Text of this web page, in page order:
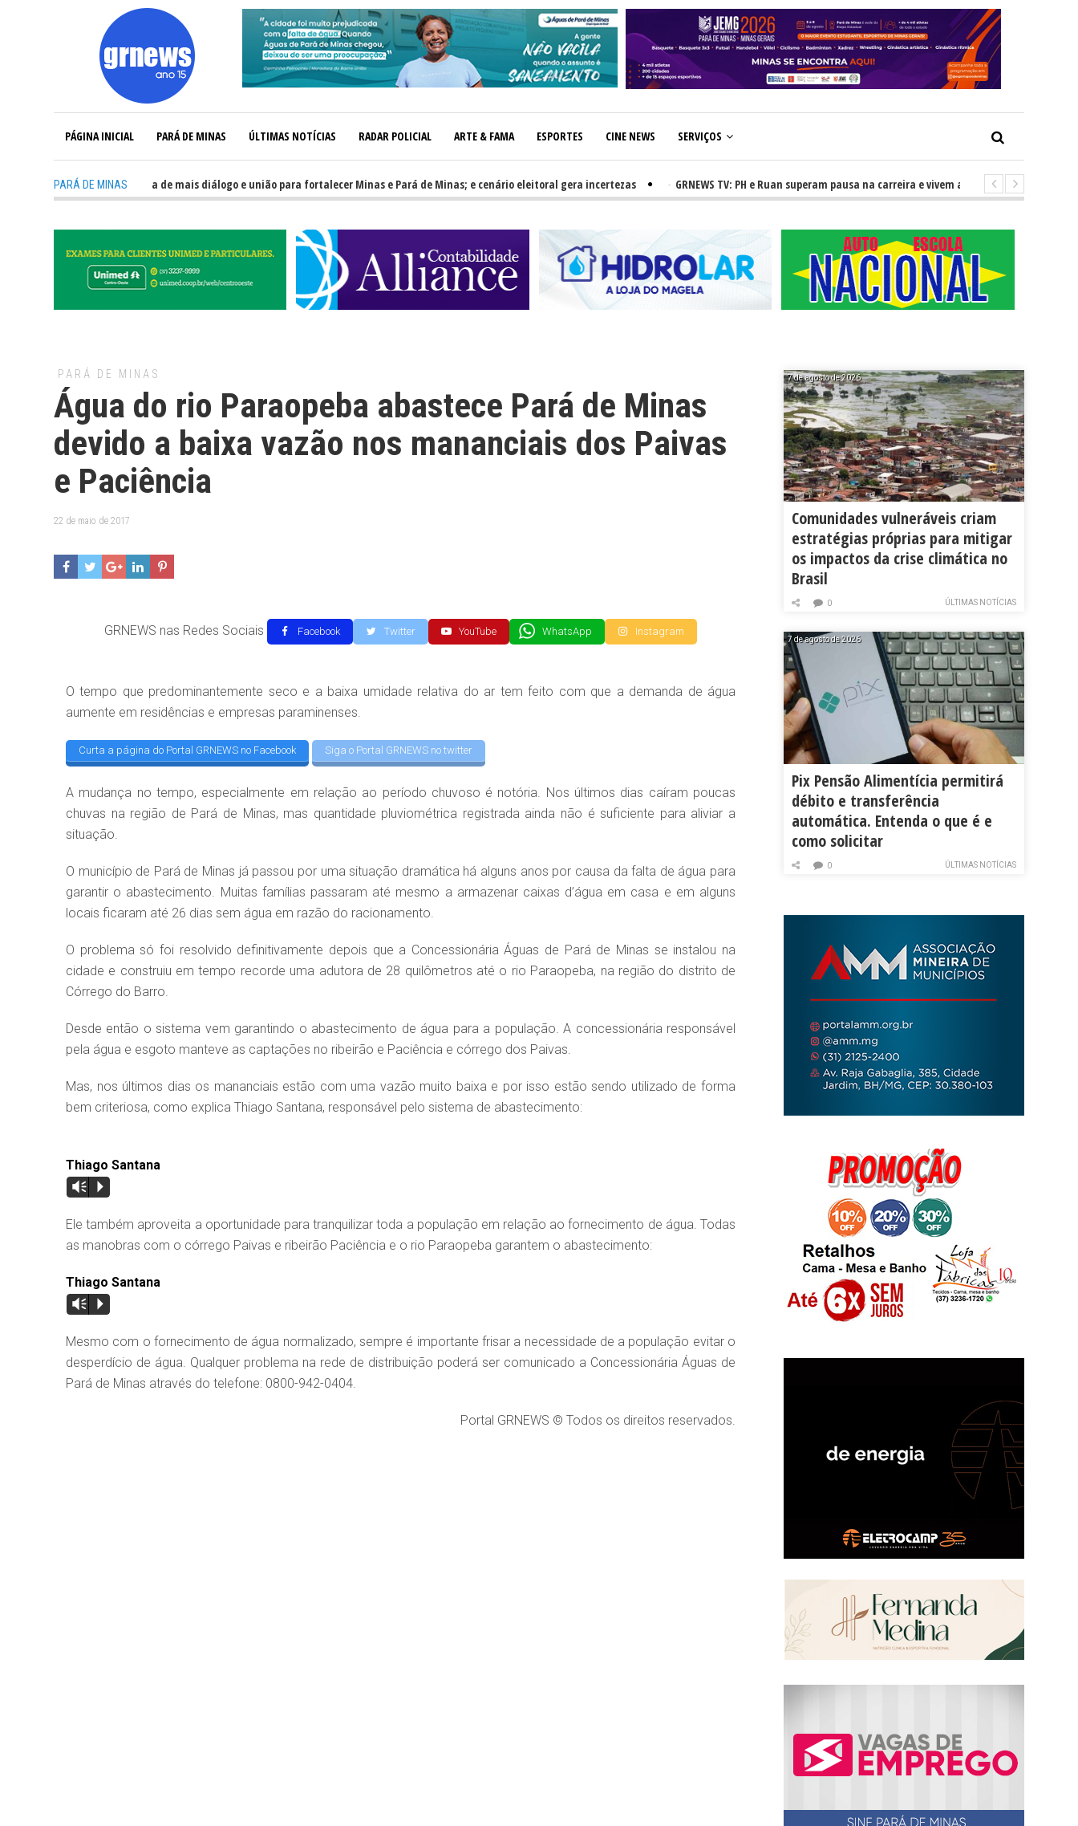
PÁGINA INICIAL PARÁ DE MINAS ÚLTIMAS NOTÍCIAS RADAR POLICIAL ARTE & FAMA ESPORTES CINE NEWS SERVIÇOS
PARÁ DE MINAS
TV: Política precisa de mais diálogo e união para fortalecer Minas e Pará de Minas; e cenário eleitoral gera incertezas GRNEWS TV: PH e Ruan superam pausa na carreira e vivem ascensão no cenário sertanejo
PARÁ DE MINAS
Água do rio Paraopeba abastece Pará de Minas
devido a baixa vazão nos mananciais dos Paivas
e Paciência
22 de maio de 2017
GRNEWS nas Redes Sociais Facebook Twitter YouTube WhatsApp Instagram
O tempo que predominantemente seco e a baixa umidade relativa do ar tem feito com que a demanda de água
aumente em residências e empresas paraminenses.
Curta a página do Portal GRNEWS no Facebook Siga o Portal GRNEWS no twitter
A mudança no tempo, especialmente em relação ao período chuvoso é notória. Nos últimos dias caíram poucas
chuvas na região de Pará de Minas, mas quantidade pluviométrica registrada ainda não é suficiente para aliviar a
situação.
O município de Pará de Minas já passou por uma situação dramática há alguns anos por causa da falta de água para
garantir o abastecimento. Muitas famílias passaram até mesmo a armazenar caixas d’água em casa e em alguns
locais ficaram até 26 dias sem água em razão do racionamento.
O problema só foi resolvido definitivamente depois que a Concessionária Águas de Pará de Minas se instalou na
cidade e construiu em tempo recorde uma adutora de 28 quilômetros até o rio Paraopeba, na região do distrito de
Córrego do Barro.
Desde então o sistema vem garantindo o abastecimento de água para a população. A concessionária responsável
pela água e esgoto manteve as captações no ribeirão e Paciência e córrego dos Paivas.
Mas, nos últimos dias os mananciais estão com uma vazão muito baixa e por isso estão sendo utilizado de forma
bem criteriosa, como explica Thiago Santana, responsável pelo sistema de abastecimento:
Thiago Santana
Vm P
Ele também aproveita a oportunidade para tranquilizar toda a população em relação ao fornecimento de água. Todas
as manobras com o córrego Paivas e ribeirão Paciência e o rio Paraopeba garantem o abastecimento:
Thiago Santana
Vm P
Mesmo com o fornecimento de água normalizado, sempre é importante frisar a necessidade de a população evitar o
desperdício de água. Qualquer problema na rede de distribuição poderá ser comunicado a Concessionária Águas de
Pará de Minas através do telefone: 0800-942-0404.
Portal GRNEWS © Todos os direitos reservados.
7 de agosto de 2026
Comunidades vulneráveis criam
estratégias próprias para mitigar
os impactos da crise climática no
Brasil
ÚLTIMAS NOTÍCIAS
0
7 de agosto de 2026
Pix Pensão Alimentícia permitirá
débito e transferência
automática. Entenda o que é e
como solicitar
ÚLTIMAS NOTÍCIAS
0